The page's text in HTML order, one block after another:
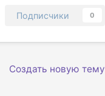
Подписчики 0
Создать новую тему